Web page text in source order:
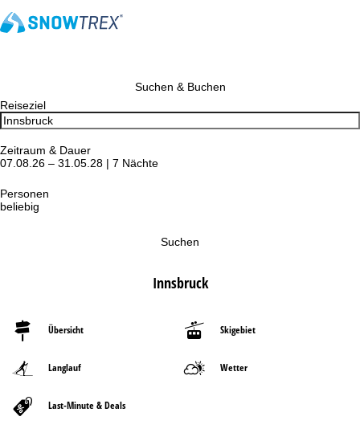
Suchen & Buchen
Reiseziel
Zeitraum & Dauer
07.08.26 – 31.05.28 | 7 Nächte
Personen
beliebig
Suchen
Innsbruck
Übersicht Skigebiet
Langlauf Wetter
Last-Minute & Deals